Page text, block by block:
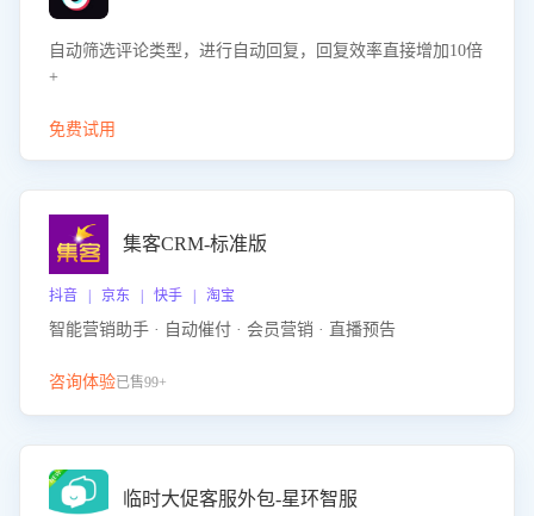
自动筛选评论类型，进行自动回复，回复效率直接增加10倍
+
免费试用
集客CRM-标准版
抖音 | 京东 | 快手 | 淘宝
智能营销助手 · 自动催付 · 会员营销 · 直播预告
咨询体验已售99+
临时大促客服外包-星环智服